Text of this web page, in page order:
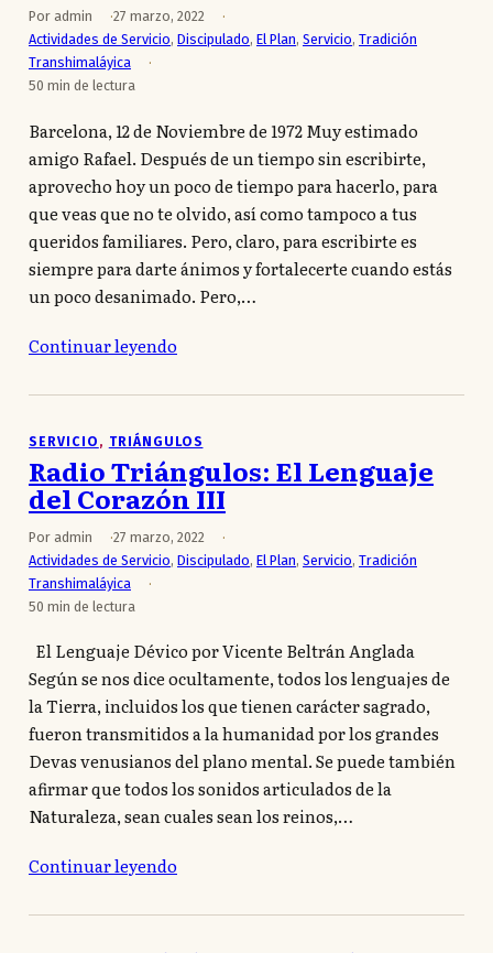
Por admin
27 marzo, 2022
Actividades de Servicio, Discipulado, El Plan, Servicio, Tradición
Transhimaláyica
50 min de lectura
Barcelona, 12 de Noviembre de 1972 Muy estimado
amigo Rafael. Después de un tiempo sin escribirte,
aprovecho hoy un poco de tiempo para hacerlo, para
que veas que no te olvido, así como tampoco a tus
queridos familiares. Pero, claro, para escribirte es
siempre para darte ánimos y fortalecerte cuando estás
un poco desanimado. Pero,…
Continuar leyendo
SERVICIO , TRIÁNGULOS
Radio Triángulos: El Lenguaje
del Corazón III
Por admin
27 marzo, 2022
Actividades de Servicio, Discipulado, El Plan, Servicio, Tradición
Transhimaláyica
50 min de lectura
El Lenguaje Dévico por Vicente Beltrán Anglada
Según se nos dice ocultamente, todos los lenguajes de
la Tierra, incluidos los que tienen carácter sagrado,
fueron transmitidos a la humanidad por los grandes
Devas venusianos del plano mental. Se puede también
afirmar que todos los sonidos articulados de la
Naturaleza, sean cuales sean los reinos,…
Continuar leyendo